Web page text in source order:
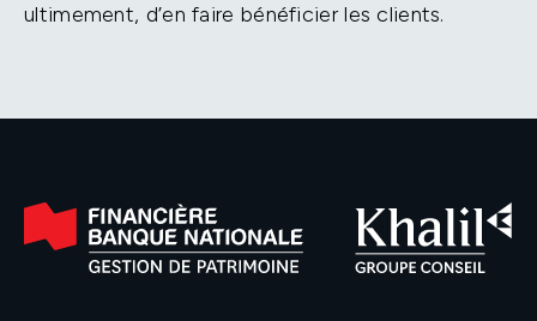
ultimement, d’en faire bénéficier les clients.